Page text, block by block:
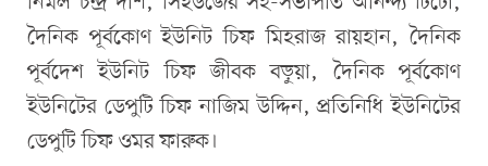
দৈনিক পূর্বকোণ ইউনিট চিফ মিহরাজ রায়হান, দৈনিক
পূর্বদেশ ইউনিট চিফ জীবক বড়ুয়া, দৈনিক পূর্বকোণ
ইউনিটের ডেপুটি চিফ নাজিম উদ্দিন, প্রতিনিধি ইউনিটের
ডেপুটি চিফ ওমর ফারুক।